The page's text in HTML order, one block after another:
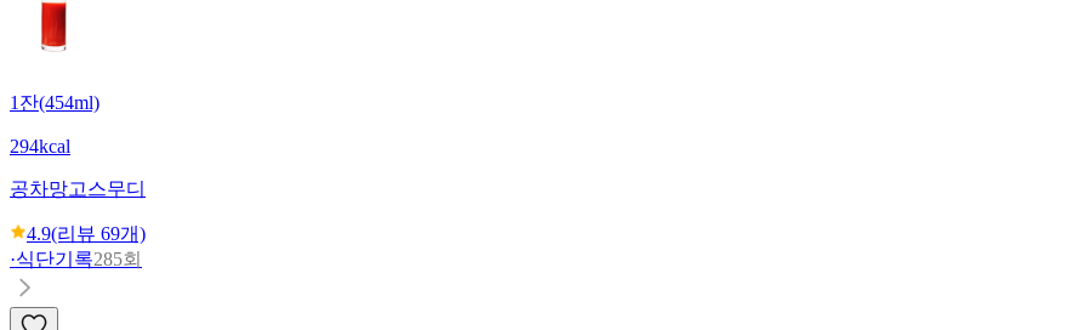
1잔(454ml)
294kcal
공차망고스무디
4.9(리뷰 69개)
·식단기록285회